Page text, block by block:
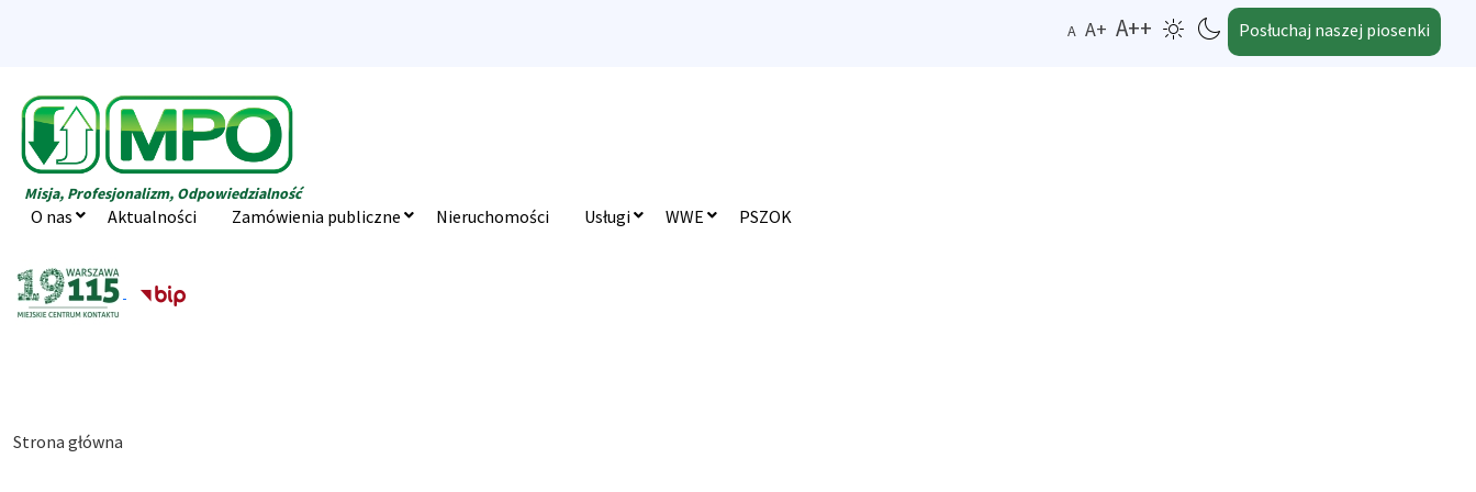
Posłuchaj naszej piosenki
A A+ A++
Misja, Profesjonalizm, Odpowiedzialność
O nas Aktualności Zamówienia publiczne Nieruchomości Usługi WWE PSZOK
Strona główna